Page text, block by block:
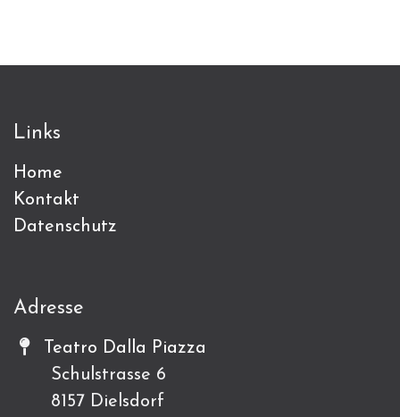
Links
Home
Kontakt
Datenschutz
Adresse
Teatro Dalla Piazza
Schulstrasse 6
8157 Dielsdorf